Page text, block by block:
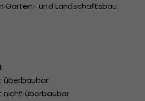
Garten- und Landschaftsbau.
überbaubar
nicht überbaubar